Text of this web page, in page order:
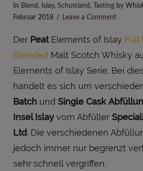
In Blend , Islay, Schottland , Tastingby
Februar 2018
Leave a Comment
Der PeatElements of Islay Full
Blended Malt Scotch Whisky
Elements of Islay Serie. Bei
handelt es sich um
Batch und Single Cask
Insel Islay vom Abfüller
Ltd. Die verschiedenen
jedoch immer nur begrenzt
sehr schnell vergriffen.